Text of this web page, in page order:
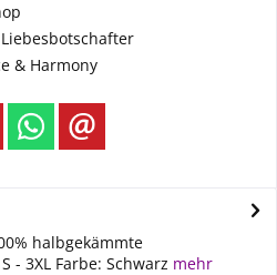
& Harmony
halbgekämmte
- 3XL Farbe: Schwarz mehr